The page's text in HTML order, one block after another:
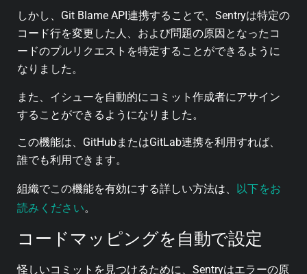
しかし、Git Blame API連携することで、Sentryは特定の
コード行を変更した人、および問題の原因となったコ
ードのプルリクエストを特定することができるように
なりました。
また、イシューを自動的にコミット作成者にアサイン
することができるようになりました。
この機能は、GitHubまたはGitLab連携を利用すれば、
誰でも利用できます。
組織でこの機能を有効にする詳しい方法は、 以下をお
読みください。
コードマッピングを自動で設定
怪しいコミットを見つけるために、Sentryはエラーの原